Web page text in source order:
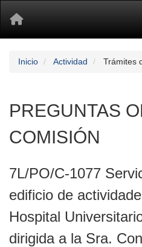
Inicio Actividad Trámites
PREGUNTAS
COMISIÓN
7L/PO/C-1077
edificio de
Hospital
dirigida a la Sra.